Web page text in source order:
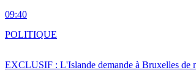
09:40
EXCLUSIF : L'Islande demande à Bruxelles de
POLITIQUE